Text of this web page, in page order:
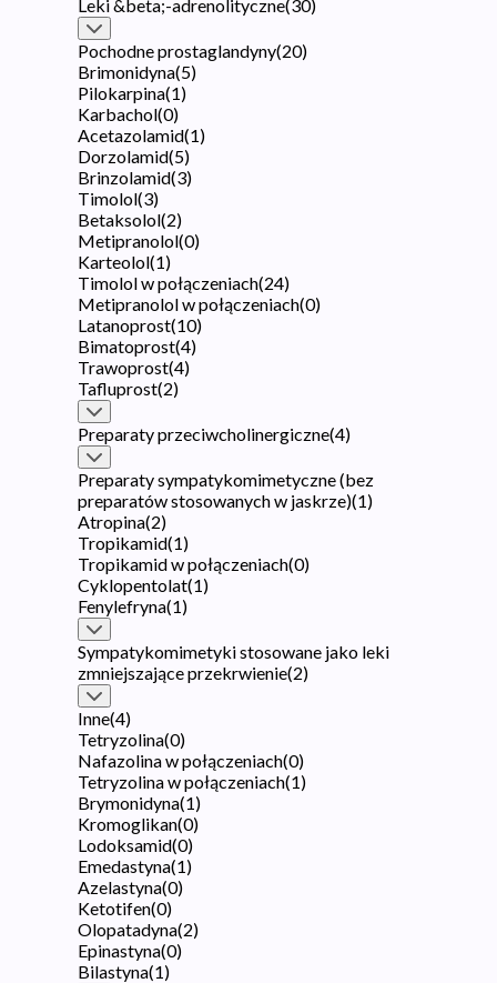
Leki &beta;-adrenolityczne(30)
Pochodne prostaglandyny(20)
Brimonidyna(5)
Pilokarpina(1)
Karbachol(0)
Acetazolamid(1)
Dorzolamid(5)
Brinzolamid(3)
Timolol(3)
Betaksolol(2)
Metipranolol(0)
Karteolol(1)
Timolol w połączeniach(24)
Metipranolol w połączeniach(0)
Latanoprost(10)
Bimatoprost(4)
Trawoprost(4)
Tafluprost(2)
Preparaty przeciwcholinergiczne(4)
Preparaty sympatykomimetyczne (bez
preparatów stosowanych w jaskrze)(1)
Atropina(2)
Tropikamid(1)
Tropikamid w połączeniach(0)
Cyklopentolat(1)
Fenylefryna(1)
Sympatykomimetyki stosowane jako leki
zmniejszające przekrwienie(2)
Inne(4)
Tetryzolina(0)
Nafazolina w połączeniach(0)
Tetryzolina w połączeniach(1)
Brymonidyna(1)
Kromoglikan(0)
Lodoksamid(0)
Emedastyna(1)
Azelastyna(0)
Ketotifen(0)
Olopatadyna(2)
Epinastyna(0)
Bilastyna(1)